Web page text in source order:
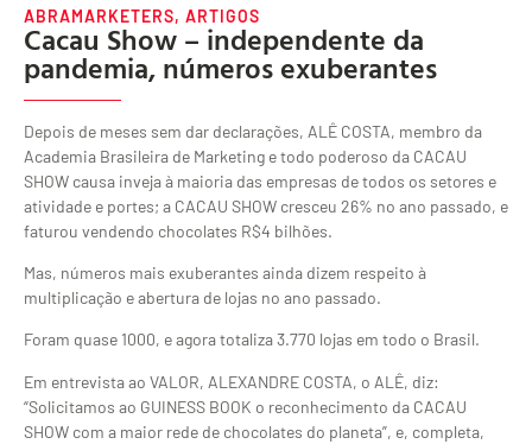
ABRAMARKETERS, ARTIGOS
Cacau Show – independente da
pandemia, números exuberantes
Depois de meses sem dar declarações, ALÊ COSTA, membro da
Academia Brasileira de Marketing e todo poderoso da CACAU
SHOW causa inveja à maioria das empresas de todos os setores e
atividade e portes; a CACAU SHOW cresceu 26% no ano passado, e
faturou vendendo chocolates R$4 bilhões.
Mas, números mais exuberantes ainda dizem respeito à
multiplicação e abertura de lojas no ano passado.
Foram quase 1000, e agora totaliza 3.770 lojas em todo o Brasil.
Em entrevista ao VALOR, ALEXANDRE COSTA, o ALÊ, diz:
“Solicitamos ao GUINESS BOOK o reconhecimento da CACAU
SHOW com a maior rede de chocolates do planeta”, e, completa,